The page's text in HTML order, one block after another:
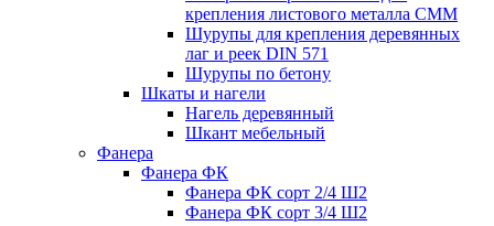
крепления листового металла СММ
Шурупы для крепления деревянных
лаг и реек DIN 571
Шурупы по бетону
Шкаты и нагели
Нагель деревянный
Шкант мебельный
Фанера
Фанера ФК
Фанера ФК сорт 2/4 Ш2
Фанера ФК сорт 3/4 Ш2